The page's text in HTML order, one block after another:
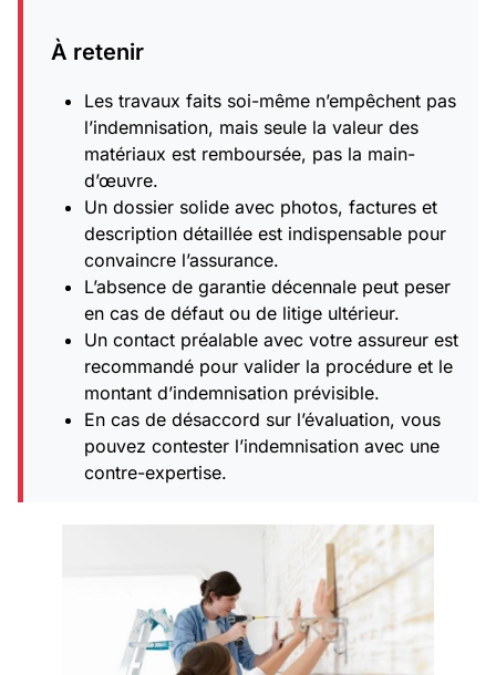
À retenir
Les travaux faits soi-même n’empêchent pas
l’indemnisation, mais seule la valeur des
matériaux est remboursée, pas la main-
d’œuvre.
Un dossier solide avec photos, factures et
description détaillée est indispensable pour
convaincre l’assurance.
L’absence de garantie décennale peut peser
en cas de défaut ou de litige ultérieur.
Un contact préalable avec votre assureur est
recommandé pour valider la procédure et le
montant d’indemnisation prévisible.
En cas de désaccord sur l’évaluation, vous
pouvez contester l’indemnisation avec une
contre-expertise.